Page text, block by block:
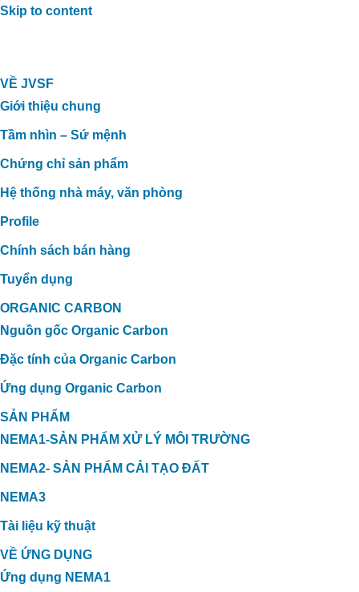
Skip to content
VỀ JVSF
Giới thiệu chung
Tầm nhìn – Sứ mệnh
Chứng chỉ sản phẩm
Hệ thống nhà máy, văn phòng
Profile
Chính sách bán hàng
Tuyển dụng
ORGANIC CARBON
Nguồn gốc Organic Carbon
Đặc tính của Organic Carbon
Ứng dụng Organic Carbon
SẢN PHẨM
NEMA1-SẢN PHẨM XỬ LÝ MÔI TRƯỜNG
NEMA2- SẢN PHẨM CẢI TẠO ĐẤT
NEMA3
Tài liệu kỹ thuật
VỀ ỨNG DỤNG
Ứng dụng NEMA1